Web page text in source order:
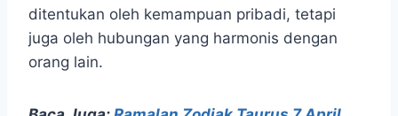
ditentukan oleh kemampuan pribadi, tetapi
juga oleh hubungan yang harmonis dengan
orang lain.